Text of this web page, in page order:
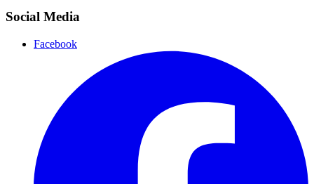
Social Media
Facebook